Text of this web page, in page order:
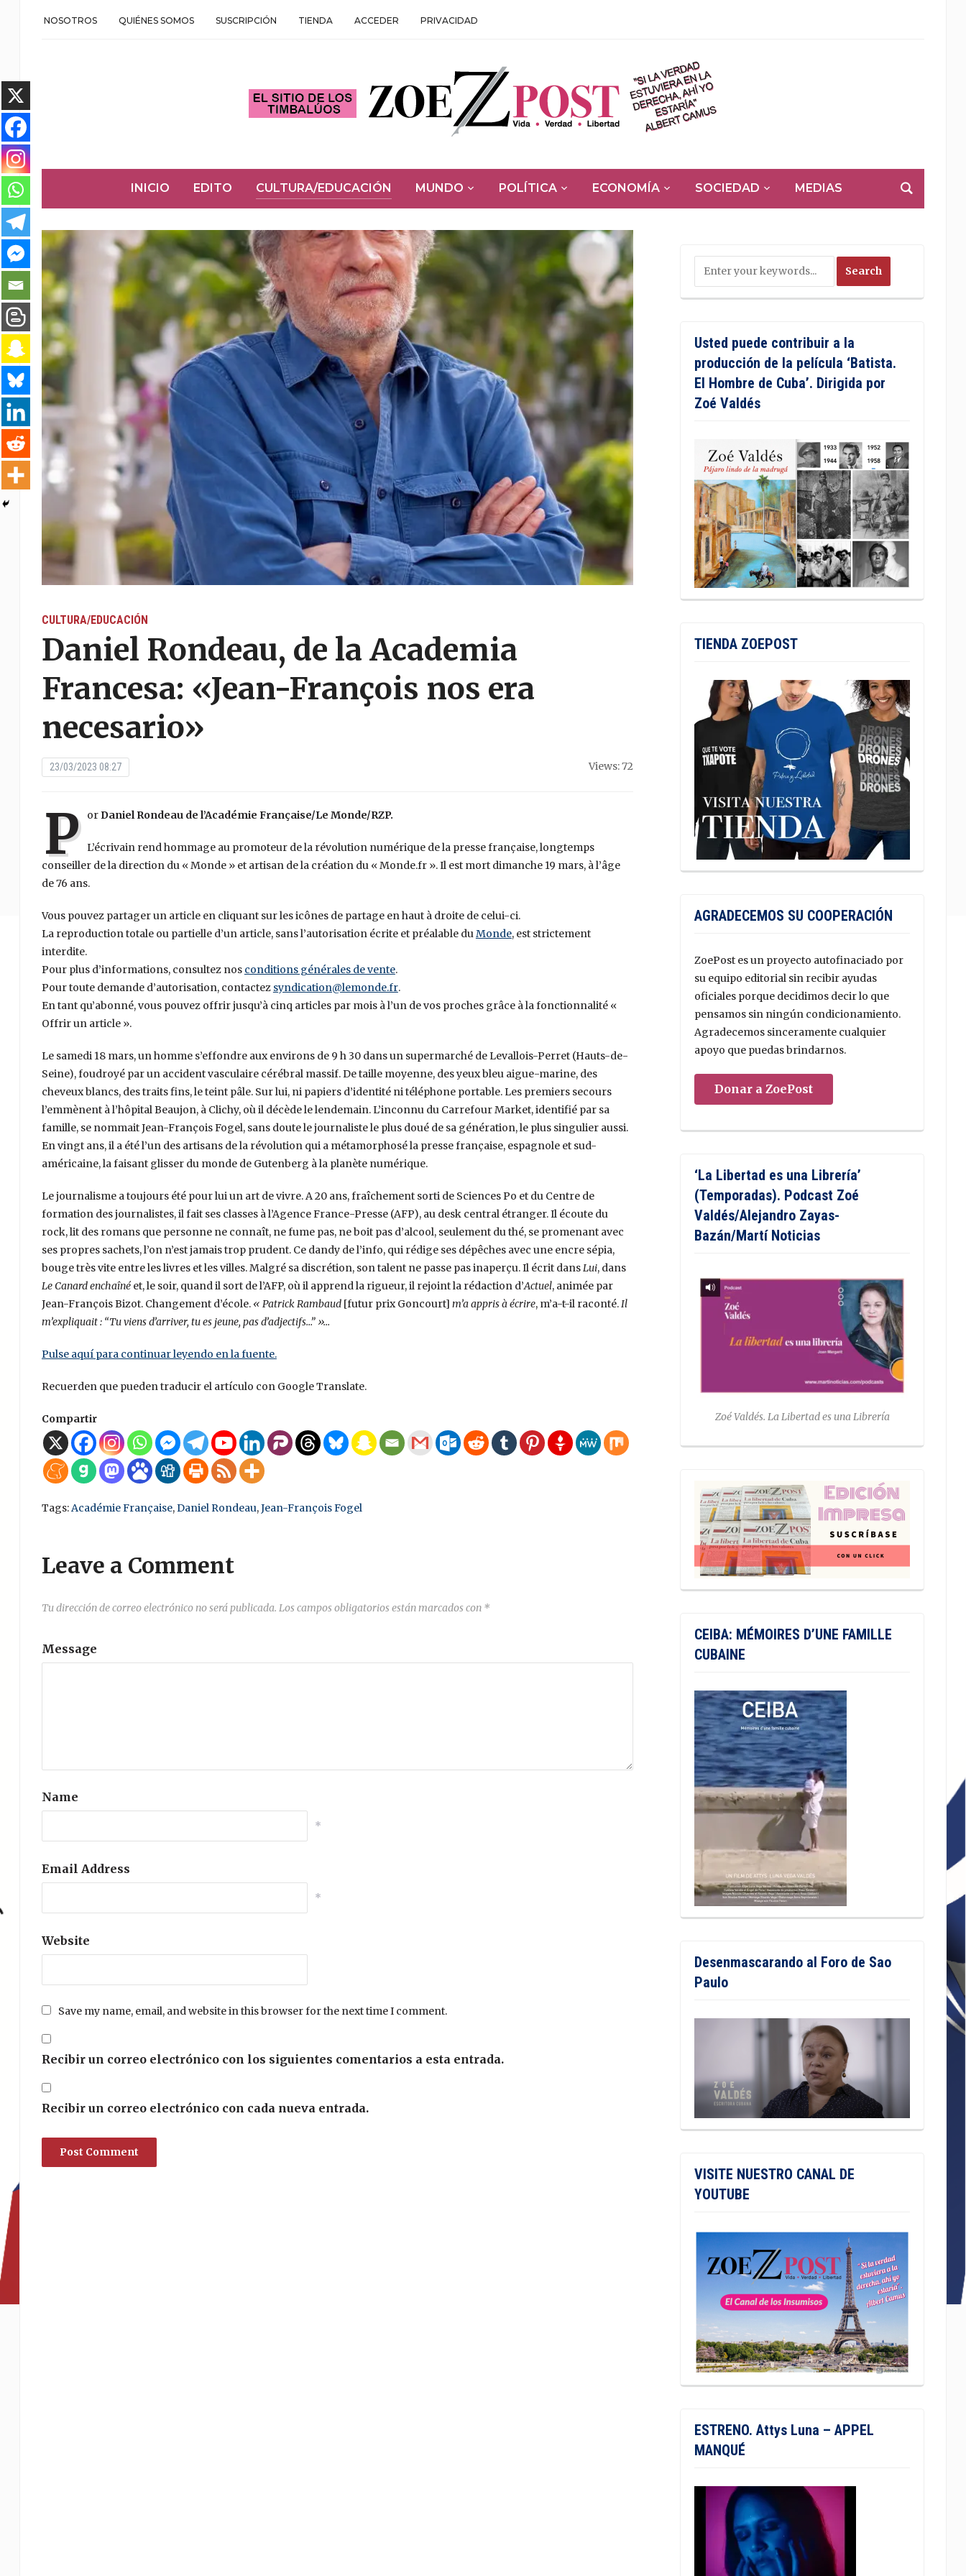
NOSOTROS QUIÉNES SOMOS SUSCRIPCIÓN TIENDA ACCEDER PRIVACIDAD
INICIO EDITO CULTURA/EDUCACIÓN MUNDO POLÍTICA ECONOMÍA SOCIEDAD MEDIAS
CULTURA/EDUCACIÓN
Daniel Rondeau, de la Academia
Francesa: «Jean-François nos era
necesario»
23/03/2023 08:27 Views: 72
P or Daniel Rondeau de l’Académie Française/Le Monde/RZP.
L’écrivain rend hommage au promoteur de la révolution numérique de la presse française, longtemps
conseiller de la direction du « Monde » et artisan de la création du « Monde.fr ». Il est mort dimanche 19 mars, à l’âge
de 76 ans.
Vous pouvez partager un article en cliquant sur les icônes de partage en haut à droite de celui-ci.
La reproduction totale ou partielle d’un article, sans l’autorisation écrite et préalable duMonde, est strictement
interdite.
Pour plus d’informations, consultez nos conditions générales de vente.
Pour toute demande d’autorisation, contactez syndication@lemonde.fr.
En tant qu’abonné, vous pouvez offrir jusqu’à cinq articles par mois à l’un de vos proches grâce à la fonctionnalité «
Offrir un article ».
Le samedi 18 mars, un homme s’effondre aux environs de 9 h 30 dans un supermarché de Levallois-Perret (Hauts-de-
Seine), foudroyé par un accident vasculaire cérébral massif. De taille moyenne, des yeux bleu aigue-marine, des
cheveux blancs, des traits fins, le teint pâle. Sur lui, ni papiers d’identité ni téléphone portable. Les premiers secours
l’emmènent à l’hôpital Beaujon, à Clichy, où il décède le lendemain. L’inconnu du Carrefour Market, identifié par sa
famille, se nommait Jean-François Fogel, sans doute le journaliste le plus doué de sa génération, le plus singulier aussi.
En vingt ans, il a été l’un des artisans de la révolution qui a métamorphosé la presse française, espagnole et sud-
américaine, la faisant glisser du monde de Gutenberg à la planète numérique.
Le journalisme a toujours été pour lui un art de vivre. A 20 ans, fraîchement sorti de Sciences Po et du Centre de
formation des journalistes, il fait ses classes à l’Agence France-Presse (AFP), au desk central étranger. Il écoute du
rock, lit des romans que personne ne connaît, ne fume pas, ne boit pas d’alcool, seulement du thé, se promenant avec
ses propres sachets, l’on n’est jamais trop prudent. Ce dandy de l’info, qui rédige ses dépêches avec une encre sépia,
bouge très vite entre les livres et les villes. Malgré sa discrétion, son talent ne passe pas inaperçu. Il écrit dansLui, dans
Le Canard enchaînéet, le soir, quand il sort de l’AFP, où il apprend la rigueur, il rejoint la rédaction d’Actuel, animée par
Jean-François Bizot. Changement d’école.« Patrick Rambaud [futur prix Goncourt] m’a appris à écrire, m’a-t-il raconté.Il
m’expliquait : “Tu viens d’arriver, tu es jeune, pas d’adjectifs…” »…
Pulse aquí para continuar leyendo en la fuente.
Recuerden que pueden traducir el artículo con Google Translate.
Compartir
Tags:Académie Française,Daniel Rondeau,Jean-François Fogel
Leave a Comment
Tu dirección de correo electrónico no será publicada. Los campos obligatorios están marcados con *
Message
Name
*
Email Address
*
Website
Save my name, email, and website in this browser for the next time I comment.
Recibir un correo electrónico con los siguientes comentarios a esta entrada.
Recibir un correo electrónico con cada nueva entrada.
Usted puede contribuir a la
producción de la película ‘Batista.
El Hombre de Cuba’. Dirigida por
Zoé Valdés
TIENDA ZOEPOST
AGRADECEMOS SU COOPERACIÓN
ZoePost es un proyecto autofinaciado por
su equipo editorial sin recibir ayudas
oficiales porque decidimos decir lo que
pensamos sin ningún condicionamiento.
Agradecemos sinceramente cualquier
apoyo que puedas brindarnos.
Donar a ZoePost
‘La Libertad es una Librería’
(Temporadas). Podcast Zoé
Valdés/Alejandro Zayas-
Bazán/Martí Noticias
Zoé Valdés. La Libertad es una Librería
CEIBA: MÉMOIRES D’UNE FAMILLE
CUBAINE
Desenmascarando al Foro de Sao
Paulo
VISITE NUESTRO CANAL DE
YOUTUBE
ESTRENO. Attys Luna – APPEL
MANQUÉ